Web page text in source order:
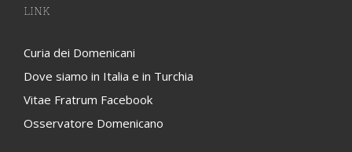
LINK
Curia dei Domenicani
Dove siamo in Italia e in Turchia
Vitae Fratrum Facebook
Osservatore Domenicano